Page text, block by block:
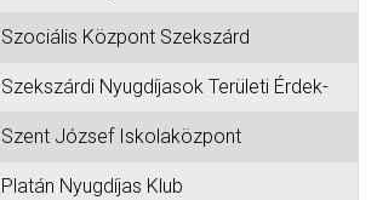
Szociális Központ Szekszárd
Szekszárdi Nyugdíjasok Területi Érdek-
Szent József Iskolaközpont
Platán Nyugdíjas Klub